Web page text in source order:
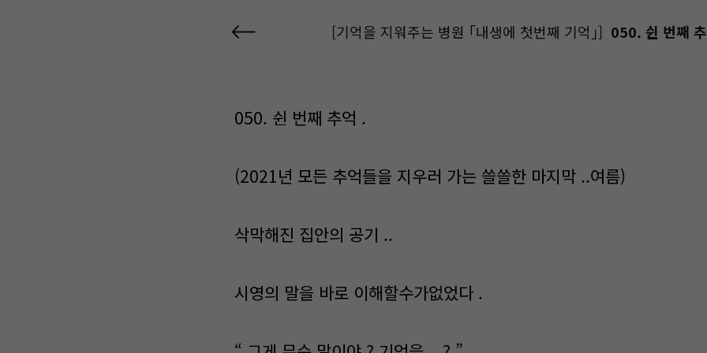
[기억을 지워주는 병원 ｢내생에 첫번째 기억｣] 050. 쉰 번째
050. 쉰 번째 추억 .
(2021년 모든 추억들을 지우러 가는 쓸쓸한 마지막 ..여름)
삭막해진 집안의 공기 ..
시영의 말을 바로 이해할수가없었다 .